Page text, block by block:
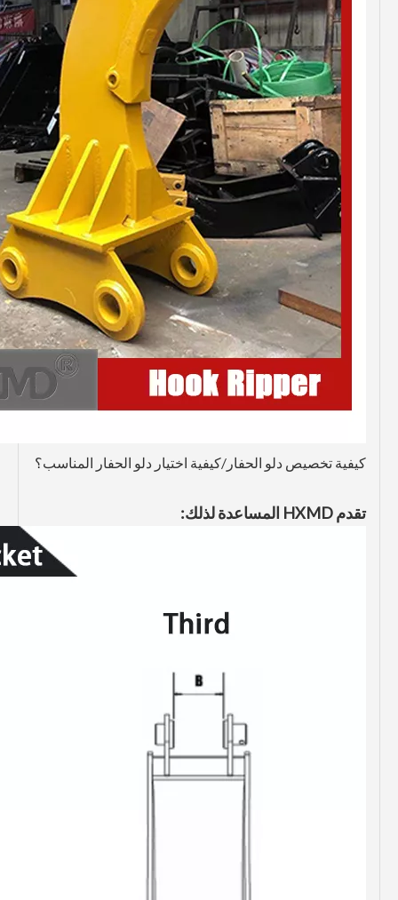
كيفية تخصيص دلو الحفار/كيفية اختيار دلو الحفار المناسب؟
تقدم HXMD المساعدة لذلك: